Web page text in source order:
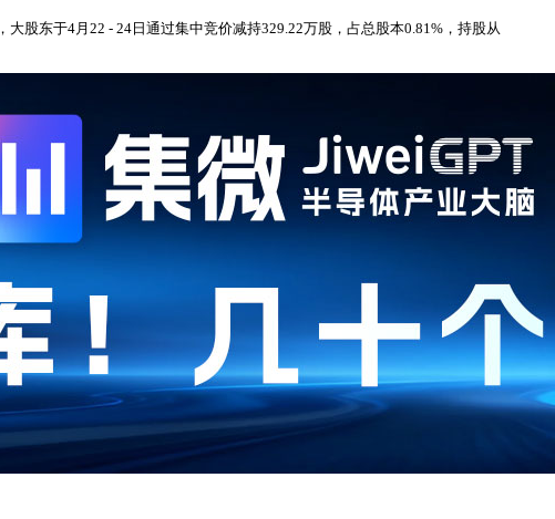
股东于4月22 - 24日通过集中竞价减持329.22万股，占总股本0.81%，持股从